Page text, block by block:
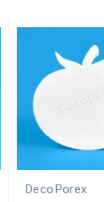
DecoPorex